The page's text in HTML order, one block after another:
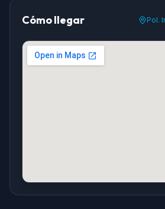
Cómo llegar Pol.